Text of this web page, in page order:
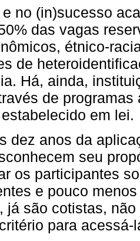
no (in)sucesso
das vagas
étnico-
de
Há, ainda,
de
em lei.
dez anos da
seu
os participantes
e pouco
já são cotistas,
para acessá-